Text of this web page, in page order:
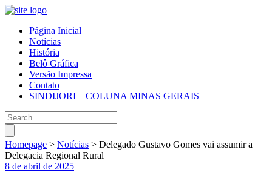
Página Inicial
Notícias
História
Belô Gráfica
Versão Impressa
Contato
SINDIJORI – COLUNA MINAS GERAIS
Homepage > Notícias > Delegado Gustavo Gomes vai assumir a
Delegacia Regional Rural
8 de abril de 2025